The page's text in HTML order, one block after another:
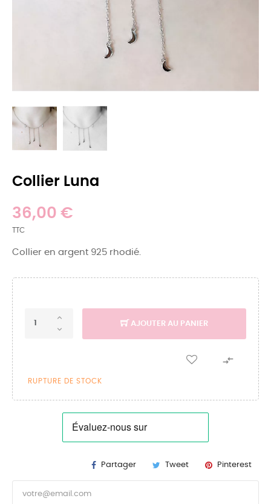
Collier Luna
36,00 €
TTC
Collier en argent 925 rhodié.
AJOUTER AU PANIER

RUPTURE DE STOCK
Partager Tweet Pinterest